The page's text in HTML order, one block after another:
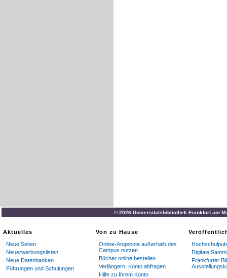
© 2026 Universitätsbibliothek Frankfurt am
Aktuelles
Neue Seiten
Neuerwerbungslisten
Neue Datenbanken
Führungen und Schulungen
Von zu Hause
Online-Angebote außerhalb des
Campus nutzen
Bücher online bestellen
Verlängern, Konto abfragen
Hilfe zu Ihrem Konto
Digitale
Frankfurter